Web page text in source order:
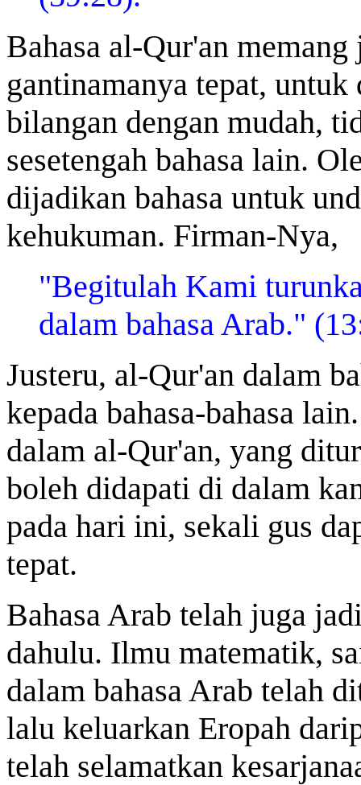
Bahasa al-Qur'an
gantinamanya tepat,
bilangan dengan mudah,
sesetengah bahasa lain.
dijadikan bahasa untuk
kehukuman. Firman-Nya,
"Begitulah Kami
dalam bahasa Arab."
Justeru, al-Qur'an dalam
kepada bahasa-bahasa
dalam al-Qur'an, yang
boleh didapati di dalam
pada hari ini, sekali gus
tepat.
Bahasa Arab telah juga
dahulu. Ilmu matematik,
dalam bahasa Arab telah
lalu keluarkan Eropah
telah selamatkan